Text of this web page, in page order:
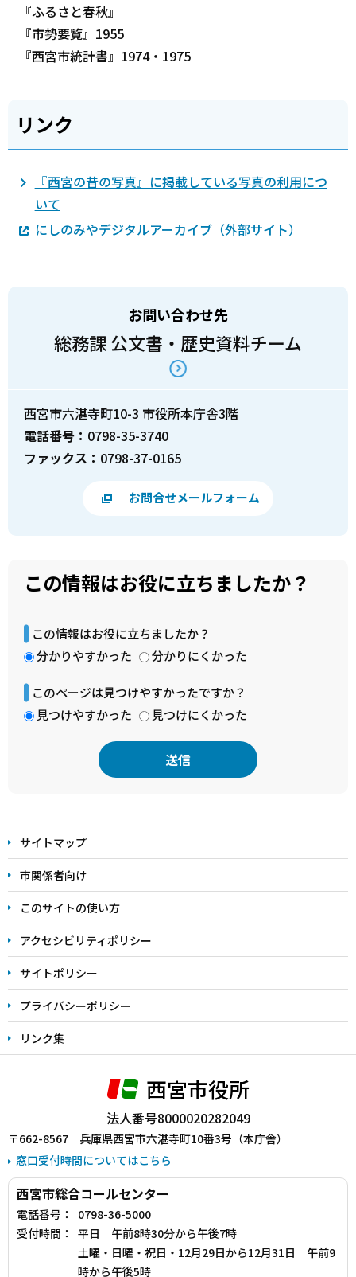
『ふるさと春秋』
『市勢要覧』1955
『西宮市統計書』1974・1975
リンク
『西宮の昔の写真』に掲載している写真の利用につ
いて
にしのみやデジタルアーカイブ（外部サイト）
お問い合わせ先
総務課 公文書・歴史資料チーム
西宮市六湛寺町10-3 市役所本庁舎3階
電話番号： 0798-35-3740
ファックス： 0798-37-0165
お問合せメールフォーム
この情報はお役に立ちましたか？
この情報はお役に立ちましたか？
分かりやすかった
分かりにくかった
このページは見つけやすかったですか？
見つけやすかった
見つけにくかった
文
こ
こ
ま
で
サイトマップ
市関係者向け
このサイトの使い方
アクセシビリティポリシー
サイトポリシー
プライバシーポリシー
リンク集
西宮市役所
法人番号8000020282049
〒662-8567 兵庫県西宮市六湛寺町10番3号（本庁舎）
窓口受付時間についてはこちら
西宮市総合コールセンター
電話番号：
0798-36-5000
受付時間：
平日 午前8時30分から午後7時
土曜・日曜・祝日・12月29日から12月31日 午前9
時から午後5時